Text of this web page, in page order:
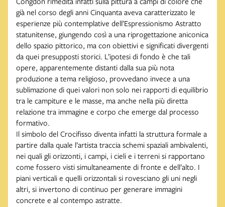
già nel corso degli anni Cinquanta aveva caratterizzato le
esperienze più contemplative dell’Espressionismo Astratto
statunitense, giungendo così a una riprogettazione aniconica
dello spazio pittorico, ma con obiettivi e significati divergenti
da quei presupposti storici. L’ipotesi di fondo è che tali
opere, apparentemente distanti dalla sua più nota
produzione a tema religioso, provvedano invece a una
sublimazione di quei valori non solo nei rapporti di equilibrio
tra le campiture e le masse, ma anche nella più diretta
relazione tra immagine e corpo che emerge dal processo
formativo.
Il simbolo del Crocifisso diventa infatti la struttura formale a
partire dalla quale l’artista traccia schemi spaziali ambivalenti,
nei quali gli orizzonti, i campi, i cieli e i terreni si rapportano
come fossero visti simultaneamente di fronte e dell’alto. I
piani verticali e quelli orizzontali si rovesciano gli uni negli
altri, si invertono di continuo per generare immagini
concrete e al contempo astratte.